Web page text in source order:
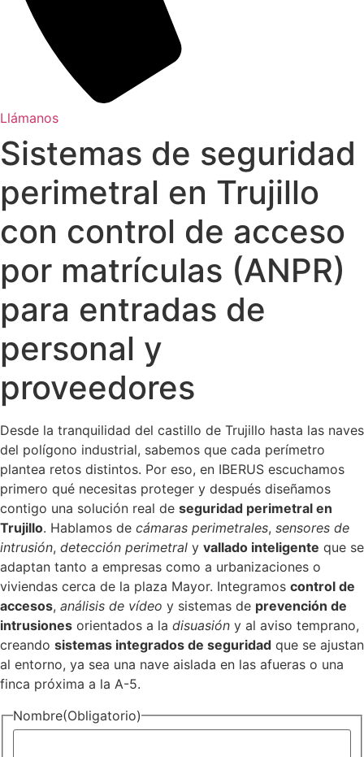
Llámanos
Sistemas de seguridad
perimetral en Trujillo
con control de acceso
por matrículas (ANPR)
para entradas de
personal y
proveedores
Desde la tranquilidad del castillo de Trujillo hasta las naves
del polígono industrial, sabemos que cada perímetro
plantea retos distintos. Por eso, en IBERUS escuchamos
primero qué necesitas proteger y después diseñamos
contigo una solución real de seguridad perimetral en
Trujillo. Hablamos de cámaras perimetrales, sensores de
intrusión, detección perimetral y vallado inteligente que se
adaptan tanto a empresas como a urbanizaciones o
viviendas cerca de la plaza Mayor. Integramos control de
accesos, análisis de vídeo y sistemas de prevención de
intrusiones orientados a la disuasión y al aviso temprano,
creando sistemas integrados de seguridad que se ajustan
al entorno, ya sea una nave aislada en las afueras o una
finca próxima a la A-5.
Nombre(Obligatorio)